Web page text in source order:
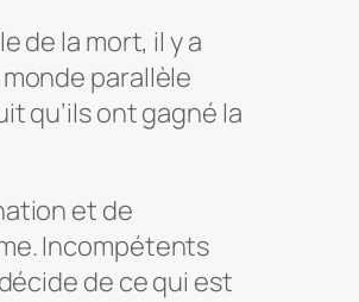
de la mort, il y a
parallèle
qu’ils ont gagné la
et de
Incompétents
de ce qui est